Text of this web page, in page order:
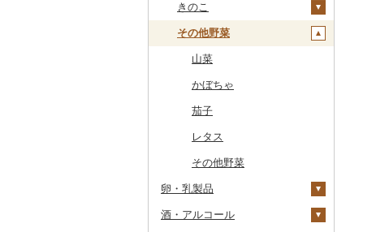
常陸牛
上州牛
飛騨牛
近江牛
神戸牛・神戸ビーフ
但馬牛
土佐あかうし
佐賀牛
長崎和牛
その他鶏肉
しじみ
サザエ
はまぐり
その他貝
イワシ
カツオ
金目鯛
クエ
くじら
サバ
さんま
鯛
のどぐろ
タコ
海苔
わかめ
ひじき
その他海苔・海藻
干物
ししゃも
その他干物
その他魚介・加工品
しらす・ちりめん
かまぼこ・練り製品
その他魚介・加工品
あきたこまち
ひとめぼれ
ミルキークィーン
ななつぼし
その他米
みかん
レモン
不知火・デコポン
せとか
文旦
まどんな
ポンカン
その他柑橘
すいか
キウイ
柿（カキ）
ドライフルーツ
干し柿
干し芋
その他ドライフルーツ
その他果物
びわ
ブルーベリー
パイナップル
栗
自然薯
レンコン
にんにく・生姜
その他根菜
きのこ
しいたけ
松茸
その他きのこ
その他野菜
山菜
かぼちゃ
茄子
レタス
その他野菜
卵・乳製品
卵
酒・アルコール